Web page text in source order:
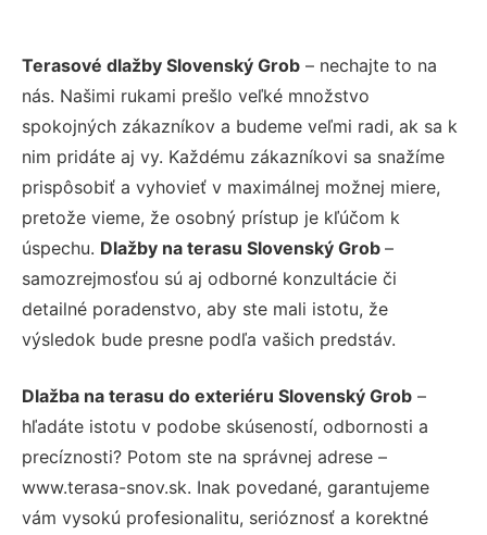
Terasové dlažby Slovenský Grob – nechajte to na
nás. Našimi rukami prešlo veľké množstvo
spokojných zákazníkov a budeme veľmi radi, ak sa k
nim pridáte aj vy. Každému zákazníkovi sa snažíme
prispôsobiť a vyhovieť v maximálnej možnej miere,
pretože vieme, že osobný prístup je kľúčom k
úspechu. Dlažby na terasu Slovenský Grob –
samozrejmosťou sú aj odborné konzultácie či
detailné poradenstvo, aby ste mali istotu, že
výsledok bude presne podľa vašich predstáv.
Dlažba na terasu do exteriéru Slovenský Grob –
hľadáte istotu v podobe skúseností, odbornosti a
precíznosti? Potom ste na správnej adrese –
www.terasa-snov.sk. Inak povedané, garantujeme
vám vysokú profesionalitu, serióznosť a korektné